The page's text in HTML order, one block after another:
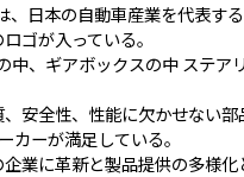
日本の自動車産業を代表する
ゴが入っている。
中、ギアボックスの中 ステア
安全性、性能に欠かせない部
ーが満足している。
業に革新と製品提供の多様